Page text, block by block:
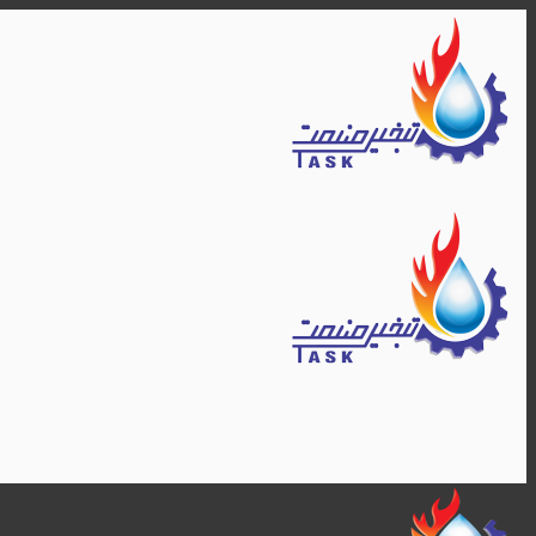
content